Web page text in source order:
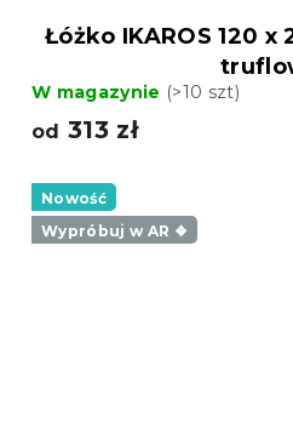
Łóżko IKAROS 120 x
W magazynie (>10 szt)
od 313 zł
Nowość
Wypróbuj w AR ❖